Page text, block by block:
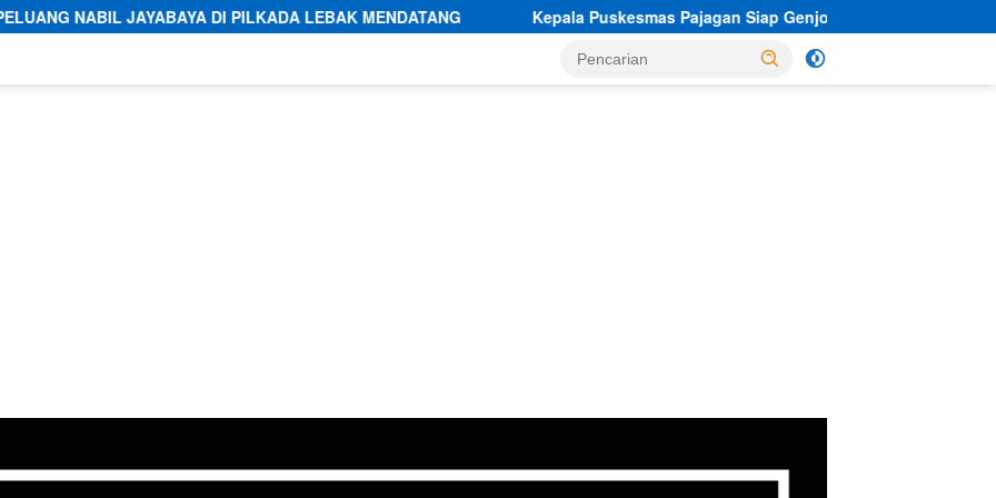
DI PILKADA LEBAK MENDATANG Kepala Puskesmas Pajagan Siap Genjot Tracking TBC dan CKG Program Kemenkes